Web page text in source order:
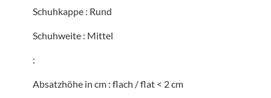
Schuhkappe : Rund
Schuhweite : Mittel
:
Absatzhöhe in cm : flach / flat < 2 cm